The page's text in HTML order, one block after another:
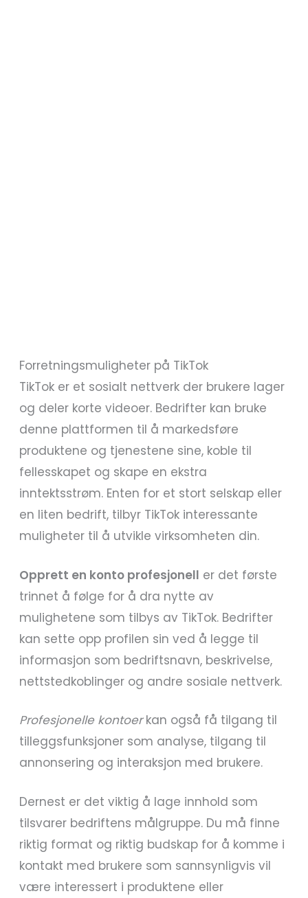
Forretningsmuligheter på TikTok
TikTok er et sosialt nettverk der brukere lager
og deler korte videoer. Bedrifter kan bruke
denne plattformen til å markedsføre
produktene og tjenestene sine, koble til
fellesskapet og skape en ekstra
inntektsstrøm. Enten for et stort selskap eller
en liten bedrift, tilbyr TikTok interessante
muligheter til å utvikle virksomheten din.
Opprett en konto profesjonell er det første
trinnet å følge for å dra nytte av
mulighetene som tilbys av TikTok. Bedrifter
kan sette opp profilen sin ved å legge til
informasjon som bedriftsnavn, beskrivelse,
nettstedkoblinger og andre sosiale nettverk.
Profesjonelle kontoerkan også få tilgang til
tilleggsfunksjoner som analyse, tilgang til
annonsering og interaksjon med brukere.
Dernest er det viktig å lage innhold som
tilsvarer bedriftens målgruppe. Du må finne
riktig format og riktig budskap for å komme i
kontakt med brukere som sannsynligvis vil
være interessert i produktene eller